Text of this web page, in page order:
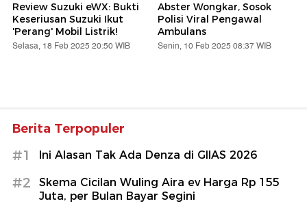
Review Suzuki eWX: Bukti
Keseriusan Suzuki Ikut
'Perang' Mobil Listrik!
Selasa, 18 Feb 2025 20:50 WIB
Abster Wongkar, Sosok
Polisi Viral Pengawal
Ambulans
Senin, 10 Feb 2025 08:37 WIB
Berita Terpopuler
#1 Ini Alasan Tak Ada Denza di GIIAS 2026
#2
Skema Cicilan Wuling Aira ev Harga Rp 155
Juta, per Bulan Bayar Segini